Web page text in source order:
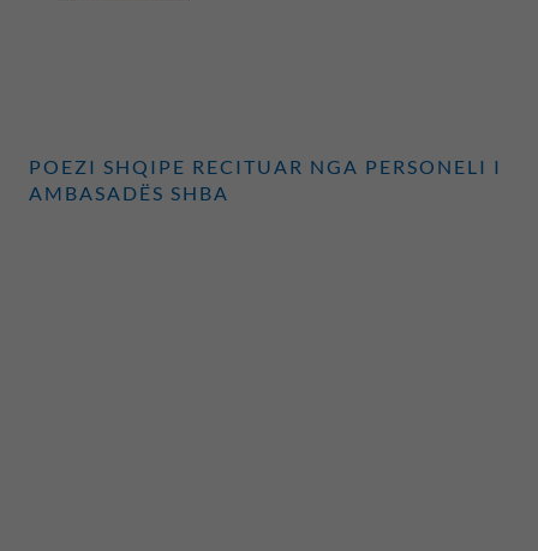
POEZI SHQIPE RECITUAR NGA PERSONELI I
AMBASADËS SHBA